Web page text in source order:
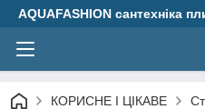
AQUAFASHION сантехніка
КОРИСНЕ І ЦІКАВЕ